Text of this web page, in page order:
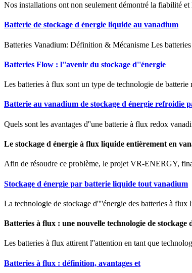
Nos installations ont non seulement démontré la fiabilité
Batterie de stockage d énergie liquide au vanadium
Batteries Vanadium: Définition & Mécanisme Les
Batteries Flow : l''avenir du stockage d''énergie
Les batteries à flux sont un type de technologie de
Batterie au vanadium de stockage d énergie refroidie
Quels sont les avantages d''une batterie à flux redox
Le stockage d énergie à flux liquide entièrement en
Afin de résoudre ce problème, le projet VR-ENERGY,
Stockage d énergie par batterie liquide tout vanadium
La technologie de stockage d''''énergie des batteries à
Batteries à flux : une nouvelle technologie de stockage
Les batteries à flux attirent l''attention en tant que
Batteries à flux : définition, avantages et